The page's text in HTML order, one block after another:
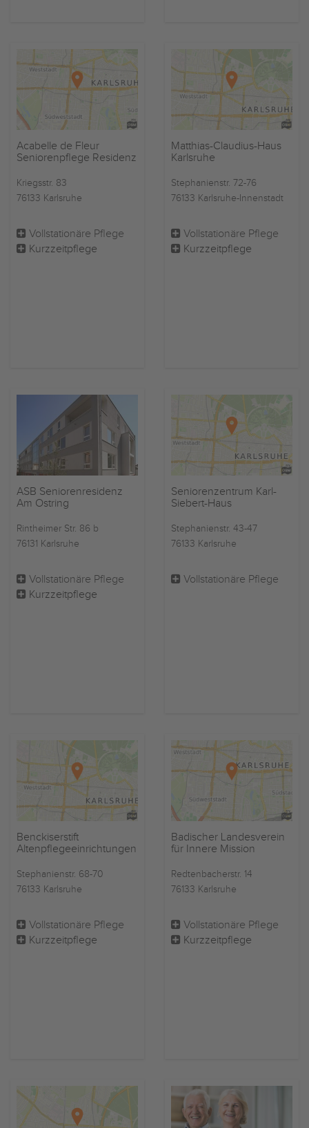
Acabelle de Fleur
Seniorenpflege Residenz
Kriegsstr. 83
76133 Karlsruhe
Vollstationäre Pflege
Kurzzeitpflege
Matthias-Claudius-Haus
Karlsruhe
Stephanienstr. 72-76
76133 Karlsruhe-Innenstadt
Vollstationäre Pflege
Kurzzeitpflege
ASB Seniorenresidenz
Am Ostring
Rintheimer Str. 86 b
76131 Karlsruhe
Vollstationäre Pflege
Kurzzeitpflege
Seniorenzentrum Karl-
Siebert-Haus
Stephanienstr. 43-47
76133 Karlsruhe
Vollstationäre Pflege
Benckiserstift
Altenpflegeeinrichtungen
Stephanienstr. 68-70
76133 Karlsruhe
Vollstationäre Pflege
Kurzzeitpflege
Badischer Landesverein
für Innere Mission
Redtenbacherstr. 14
76133 Karlsruhe
Vollstationäre Pflege
Kurzzeitpflege